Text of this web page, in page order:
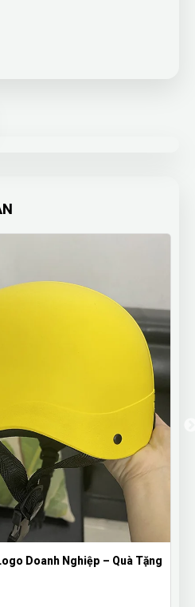
Doanh Nghiệp – Quà Tặng